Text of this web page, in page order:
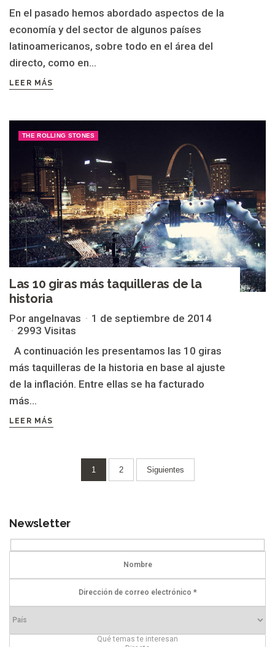
En el pasado hemos abordado aspectos de la
economía y del sector de algunos países
latinoamericanos, sobre todo en el área del
directo, como en...
LEER MÁS
THE ROLLING STONES
Las 10 giras más taquilleras de la
historia
Por angelnavas
1 de septiembre de 2014
2993 Visitas
A continuación les presentamos las 10 giras
más taquilleras de la historia en base al ajuste
de la inflación. Entre ellas se ha facturado
más...
LEER MÁS
Paginación
1 2 Siguientes
Newsletter